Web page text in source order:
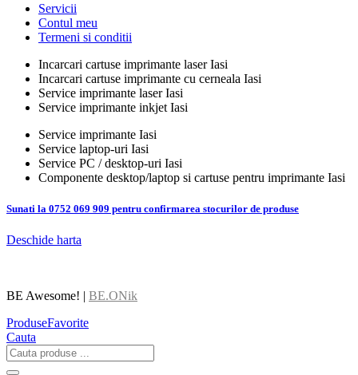
Servicii
Contul meu
Termeni si conditii
Incarcari cartuse imprimante laser Iasi
Incarcari cartuse imprimante cu cerneala Iasi
Service imprimante laser Iasi
Service imprimante inkjet Iasi
Service imprimante Iasi
Service laptop-uri Iasi
Service PC / desktop-uri Iasi
Componente desktop/laptop si cartuse pentru imprimante Iasi
Sunati la 0752 069 909 pentru confirmarea stocurilor de produse
Deschide harta
BE Awesome! | BE.ONik
ProduseFavorite
Cauta